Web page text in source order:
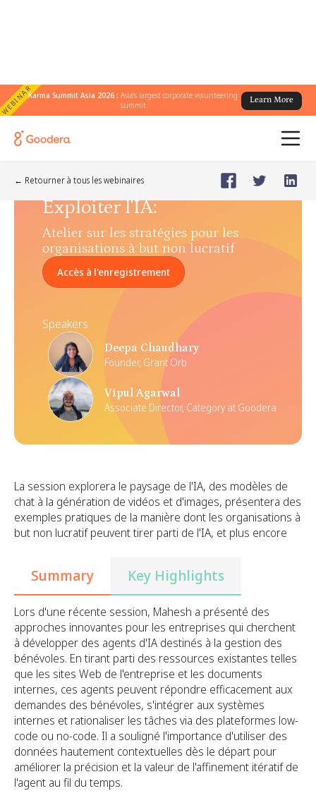
WEBINARKarma Summit Asia 2026 :Asia's largest corporate volunteering
summit
Learn More
← Retourner à tous les webinaires
🗓️Jul 31, 2024 Wednesday
Exploiter l'IA:
Atelier sur les stratégies pour les
organisations à but non lucratif
Accès à l'enregistrement
Speakers
Deepa Chaudhary
Founder, Grant Orb
Vipul Agarwal
Associate Director, Category at Goodera
La session explorera le paysage de l'IA, des modèles de
chat à la génération de vidéos et d'images, présentera des
exemples pratiques de la manière dont les organisations à
but non lucratif peuvent tirer parti de l'IA, et plus encore
Summary Key Highlights
Lors d'une récente session, Mahesh a présenté des
approches innovantes pour les entreprises qui cherchent
à développer des agents d'IA destinés à la gestion des
bénévoles. En tirant parti des ressources existantes telles
que les sites Web de l'entreprise et les documents
internes, ces agents peuvent répondre efficacement aux
demandes des bénévoles, s'intégrer aux systèmes
internes et rationaliser les tâches via des plateformes low-
code ou no-code. Il a souligné l'importance d'utiliser des
données hautement contextuelles dès le départ pour
améliorer la précision et la valeur de l'affinement itératif de
l'agent au fil du temps.